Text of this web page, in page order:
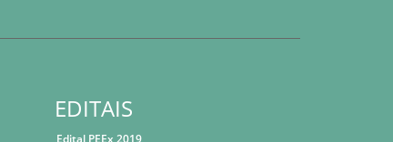
EDITAIS
Edital PEEx 2019